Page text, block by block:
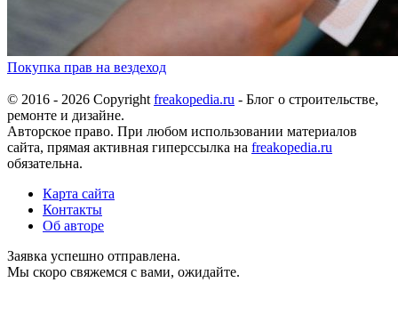
Покупка прав на вездеход
© 2016 - 2026 Copyrightfreakopedia.ru - Блог о строительстве,
ремонте и дизайне.
Авторское право. При любом использовании материалов
сайта, прямая активная гиперссылка на freakopedia.ru
обязательна.
Карта сайта
Контакты
Об авторе
Заявка успешно отправлена.
Мы скоро свяжемся с вами, ожидайте.